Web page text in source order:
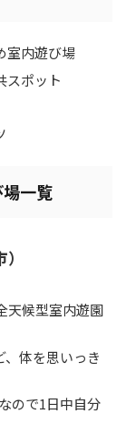
室内遊び場
スポット
一覧
天候型室内遊園
体を思いっき
ので1日中自分